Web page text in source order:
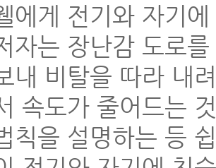
에게 전기와 자기
자는 장난감 도로
내 비탈을 따라 내
속도가 줄어드는
칙을 설명하는 등